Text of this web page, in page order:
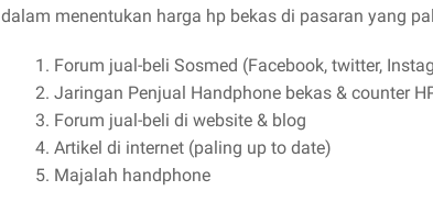
dalam menentukan harga hp bekas di pasaran yang
Forum jual-beli Sosmed (Facebook, twitter,
Jaringan Penjual Handphone bekas & counter
Forum jual-beli di website & blog
Artikel di internet (paling up to date)
Majalah handphone